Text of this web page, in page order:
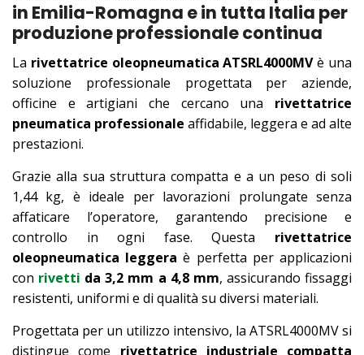
in Emilia-Romagna e in tutta Italia per
produzione professionale continua
La rivettatrice oleopneumatica ATSRL4000MVè una
soluzione professionale progettata per aziende,
officine e artigiani che cercano una rivettatrice
pneumatica professionale affidabile, leggera e ad alte
prestazioni.
Grazie alla sua struttura compatta e a un peso di soli
1,44 kg, è ideale per lavorazioni prolungate senza
affaticare l’operatore, garantendo precisione e
controllo in ogni fase. Questa rivettatrice
oleopneumatica leggera è perfetta per applicazioni
con rivetti da 3,2 mm a 4,8 mm, assicurando fissaggi
resistenti, uniformi e di qualità su diversi materiali.
Progettata per un utilizzo intensivo, la ATSRL4000MV si
distingue come rivettatrice industriale compatta